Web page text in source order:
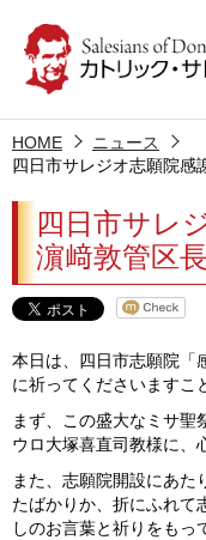
HOME
ニュース
四日市サレジオ志願院
四日市サレ
濵﨑敦管区
本日は、四日市志願院「
に祈ってくださいますこ
まず、この盛大なミサ聖
ウロ大塚喜直司教様に、
また、志願院開設にあた
たばかりか、折にふれて
しのお言葉と祈りをもっ